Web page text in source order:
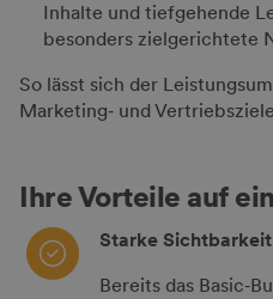
Inhalte und tiefgehende
besonders zielgerichtete
So lässt sich der
Marketing‑ und
Ihre Vorteile auf
Starke
Bereits das